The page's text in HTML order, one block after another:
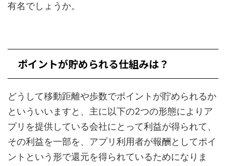
有名でしょうか。
ポイントが貯められる仕組みは？
どうして移動距離や歩数でポイントが貯められるか
といういいますと、主に以下の2つの形態によりア
プリを提供している会社にとって利益が得られて、
その利益を一部を、アプリ利用者が報酬としてポイ
ントという形で還元を得られているためになりま